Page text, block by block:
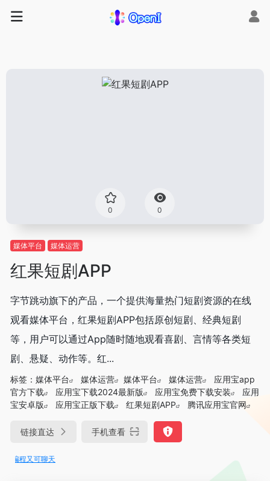
0 0
媒体平台 媒体运营
红果短剧APP
字节跳动旗下的产品，一个提供海量热门短剧资源的在线
观看媒体平台，红果短剧APP包括原创短剧、经典短剧
等，用户可以通过App随时随地观看喜剧、言情等各类短
剧、悬疑、动作等。红...
标签： 媒体平台 媒体运营 媒体平台 媒体运营
应用宝app
官方下载
应用宝下载2024最新版 应用宝免费下载安装
应用
宝安卓版
应用宝正版下载 红果短剧APP 腾讯应用宝官网
链接直达 手机查看
可聊天